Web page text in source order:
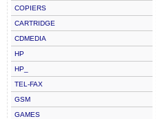
COPIERS
CARTRIDGE
CDMEDIA
HP
HP_
TEL-FAX
GSM
GAMES